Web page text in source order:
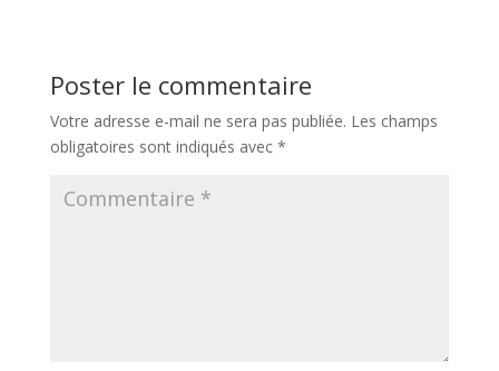
Poster le commentaire
Votre adresse e-mail ne sera pas publiée. Les champs
obligatoires sont indiqués avec *